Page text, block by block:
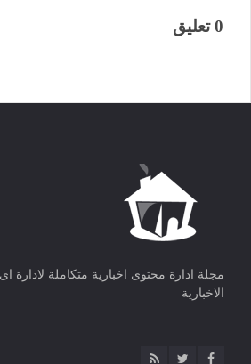
0 تعليق
مجلة ادارة محتوى اخبارية متكاملة لادارة
الاخبارية